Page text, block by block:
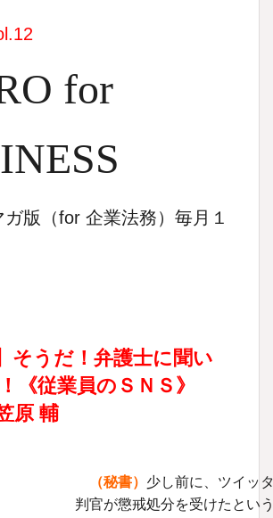
for
版（for 企業法務）毎月１
そうだ！弁護士に聞い
《従業員のＳＮＳ》
原 輔
（秘書） 少し前に、ツイッ
判官が懲戒処分を受けたとい